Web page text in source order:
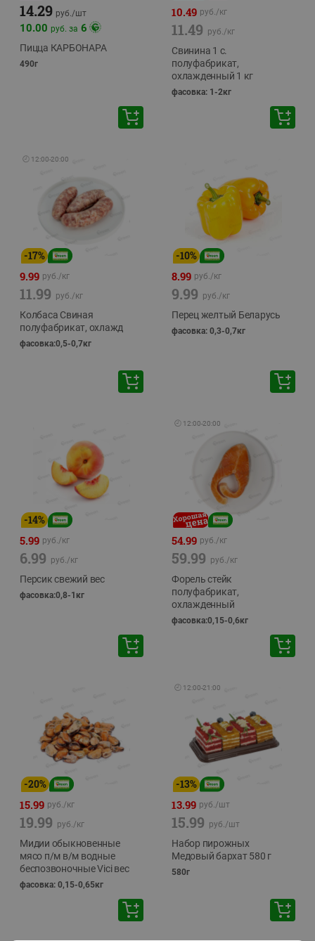
14.29 руб./шт
10.00 руб. за 6
Пицца КАРБОНАРА
490г
10.49 руб./кг
11.49 руб./кг
Свинина 1 с.
полуфабрикат,
охлажденный 1 кг
фасовка: 1-2кг
🕘 12:00-20:00
-17%
9.99 руб./кг
11.99 руб./кг
Колбаса Свиная
полуфабрикат, охлажд
фасовка:0,5-0,7кг
-10%
8.99 руб./кг
9.99 руб./кг
Перец желтый Беларусь
фасовка: 0,3-0,7кг
-14%
5.99 руб./кг
6.99 руб./кг
Персик свежий вес
фасовка:0,8-1кг
🕘 12:00-20:00
54.99 руб./кг
59.99 руб./кг
Форель стейк
полуфабрикат,
охлажденный
фасовка:0,15-0,6кг
-20%
15.99 руб./кг
19.99 руб./кг
Мидии обыкновенные
мясо п/м в/м водные
беспозвоночные Vici вес
фасовка: 0,15-0,65кг
🕘 12:00-21:00
-13%
13.99 руб./шт
15.99 руб./шт
Набор пирожных
Медовый бархат 580 г
580г